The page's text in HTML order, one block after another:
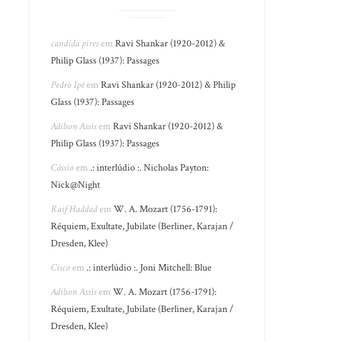
candida piresemRavi Shankar (1920-2012) &
Philip Glass (1937): Passages
Pedro IpêemRavi Shankar (1920-2012) & Philip
Glass (1937): Passages
Adilson AssisemRavi Shankar (1920-2012) &
Philip Glass (1937): Passages
Cássioem .: interlúdio :. Nicholas Payton:
Nick@Night
Raif HaddademW. A. Mozart (1756-1791):
Réquiem, Exultate, Jubilate (Berliner, Karajan /
Dresden, Klee)
Ciscoem .: interlúdio :. Joni Mitchell: Blue
Adilson AssisemW. A. Mozart (1756-1791):
Réquiem, Exultate, Jubilate (Berliner, Karajan /
Dresden, Klee)